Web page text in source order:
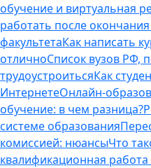
обучение и виртуальная
работать после
факультетаКак написать
отличноСписок вузов РФ,
трудоустроитьсяКак
ИнтернетеОнлайн-
обучение: в чем разница?
системе образования
комиссией: нюансыЧто
квалификационная